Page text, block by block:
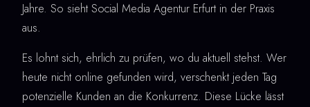
Jahre. So sieht Social Media Agentur Erfurt in der Praxis
aus.
Es lohnt sich, ehrlich zu prüfen, wo du aktuell stehst. Wer
heute nicht online gefunden wird, verschenkt jeden Tag
potenzielle Kunden an die Konkurrenz. Diese Lücke lässt